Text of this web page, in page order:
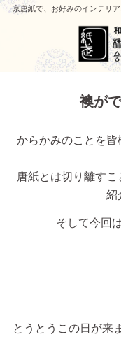
京唐紙で、お好みのインテリ
襖が
からかみのことを
唐紙とは切り離す
紹
そして今回
とうとうこの日が来